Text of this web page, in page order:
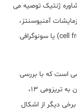
ژنتیک توصیه می
آمنیوسنتز،
نمونه برداری از پرزهای جفتی (CVS)، سل فری (cell free) یا سونوگرافی
است که با بررسی
DNA جنینی موجود در خون مادر، خطر ابتلای جنین به تریزومی 13،
برخی دیگر از اشکال